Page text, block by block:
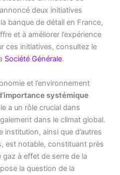
deux initiatives
banque de détail en France,
et à améliorer l’expérience
ces initiatives, consultez le
Société Générale.
et l’environnement
systémique
a un rôle crucial dans
dans le climat global.
institution, ainsi que d’autres
est notable, constituant près
à effet de serre de la
la question de la